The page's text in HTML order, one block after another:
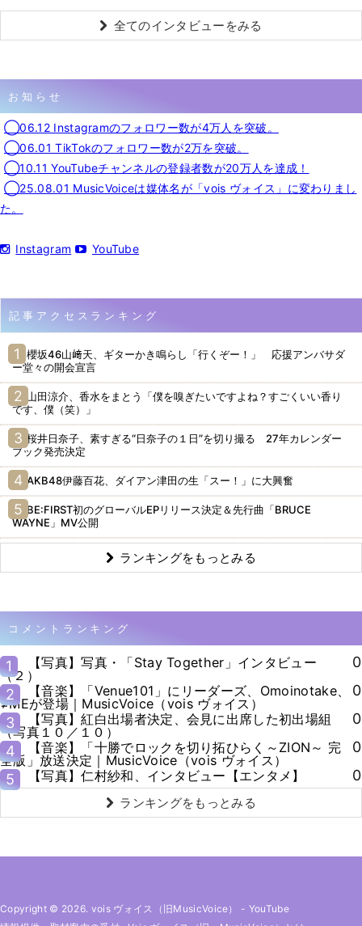
全てのインタビューをみる
お知らせ
◯06.12 Instagramのフォロワー数が4万人を突破。
◯06.01 TikTokのフォロワー数が2万を突破。
◯10.11 YouTubeチャンネルの登録者数が20万人を達成！
◯25.08.01 MusicVoiceは媒体名が「vois ヴォイス」に変わりまし
た。
Instagram YouTube
記事アクセスランキング
櫻坂46山﨑天、ギターかき鳴らし「行くぞー！」 応援アンバサダ
ー堂々の開会宣言
山田涼介、香水をまとう「僕を嗅ぎたいですよね？すごくいい香り
です、僕（笑）」
桜井日奈子、素すぎる“日奈子の１日”を切り撮る 27年カレンダー
ブック発売決定
AKB48伊藤百花、ダイアン津田の生「スー！」に大興奮
BE:FIRST初のグローバルEPリリース決定＆先行曲「BRUCE
WAYNE」MV公開
ランキングをもっとみる
コメントランキング
1
【写真】写真・「Stay Together」インタビュー
（２）
0
2
【音楽】「Venue101」にリーダーズ、Omoinotake、
≠MEが登場｜MusicVoice（vois ヴォイス）
0
3
【写真】紅白出場者決定、会見に出席した初出場組
（写真１０／１０）
0
4
【音楽】「十勝でロックを切り拓ひらく～ZION～ 完
全版」放送決定｜MusicVoice（vois ヴォイス）
0
5
【写真】仁村紗和、インタビュー【エンタメ】 0
ランキングをもっとみる
Copyright © 2026. vois ヴォイス（旧MusicVoice） - YouTube